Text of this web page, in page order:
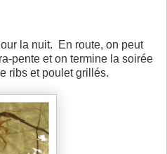
la nuit. En route, on peut
pente et on termine la soirée
ribs et poulet grillés.